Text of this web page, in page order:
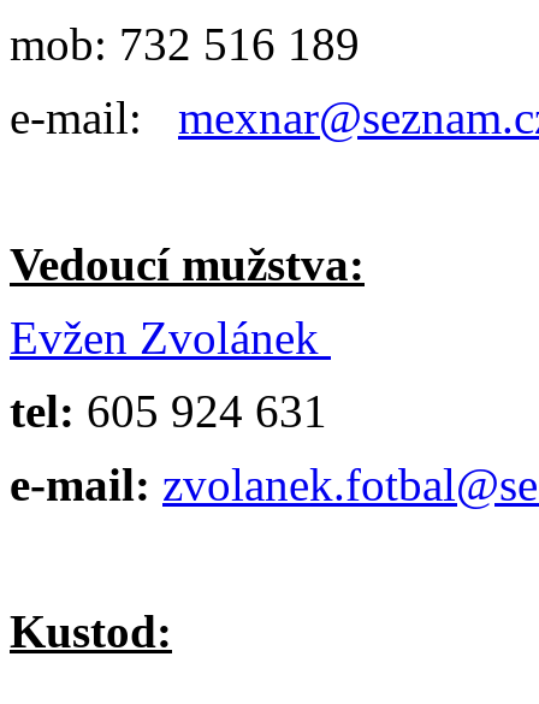
mob: 732 516 189
e-mail:
Vedoucí mužstva:
Evžen Zvolánek
tel: 605 924 631
e-mail:
Kustod: